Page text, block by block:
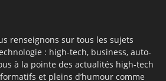
renseignons sur tous les sujets
: high-tech, business, auto-
à la pointe des actualités high-tech
et pleins d’humour comme